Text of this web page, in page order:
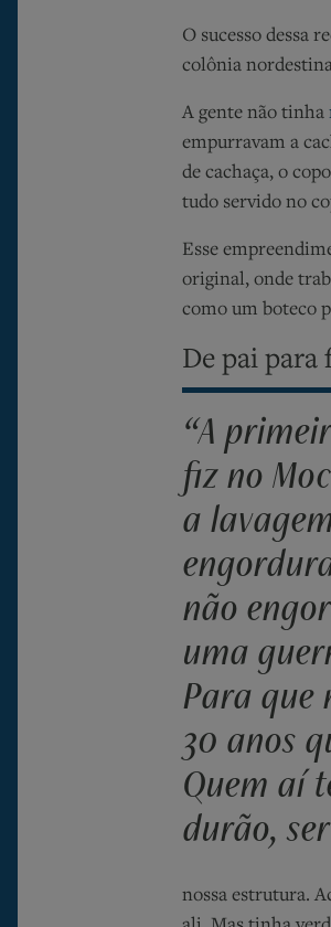
O sucesso dessa
colônia
A gente não tinha
empurravam a
de cachaça, o
tudo servido no
Esse
original, onde
como um boteco
De pai para
“A
fiz no
a
não
uma
Para que
30 anos
Quem aí
durão,
nossa estrutura.